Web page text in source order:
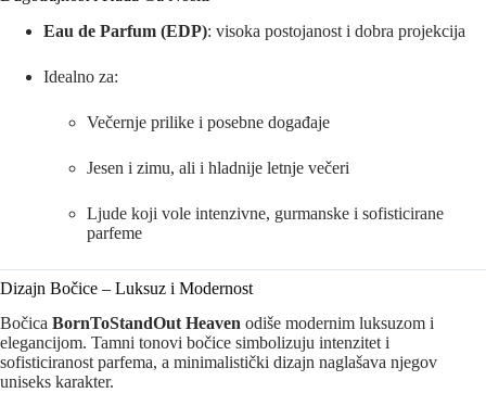
Eau de Parfum (EDP): visoka postojanost i dobra projekcija
Idealno za:
Večernje prilike i posebne događaje
Jesen i zimu, ali i hladnije letnje večeri
Ljude koji vole intenzivne, gurmanske i sofisticirane
parfeme
Dizajn Bočice – Luksuz i Modernost
Bočica BornToStandOut Heaven odiše modernim luksuzom i
elegancijom. Tamni tonovi bočice simbolizuju intenzitet i
sofisticiranost parfema, a minimalistički dizajn naglašava njegov
uniseks karakter.